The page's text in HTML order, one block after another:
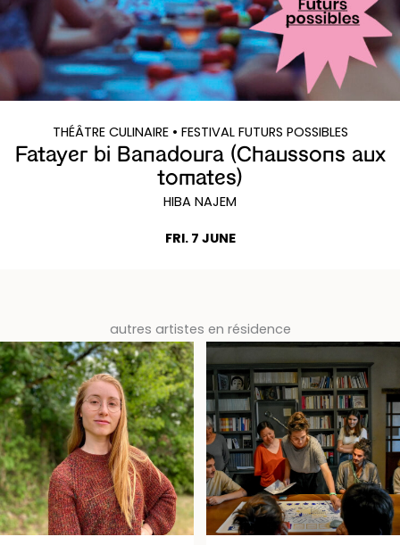
THÉÂTRE CULINAIRE• FESTIVAL FUTURS POSSIBLES
Fatayer bi Banadoura (Chaussons aux
tomates)
HIBA NAJEM
FRI. 7 JUNE
autres artistes en résidence